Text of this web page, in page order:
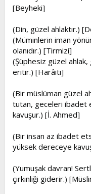
[Beyheki]
(Din, güzel ahlaktır.)
(Müminlerin iman
olanıdır.) [Tirmizi]
(Şüphesiz güzel
eritir.) [Harâiti]
(Bir müslüman güzel
tutan, geceleri ibadet
kavuşur.) [İ. Ahmed]
(Bir insan az ibadet
yüksek dereceye
(Yumuşak davran!
çirkinliği giderir.)